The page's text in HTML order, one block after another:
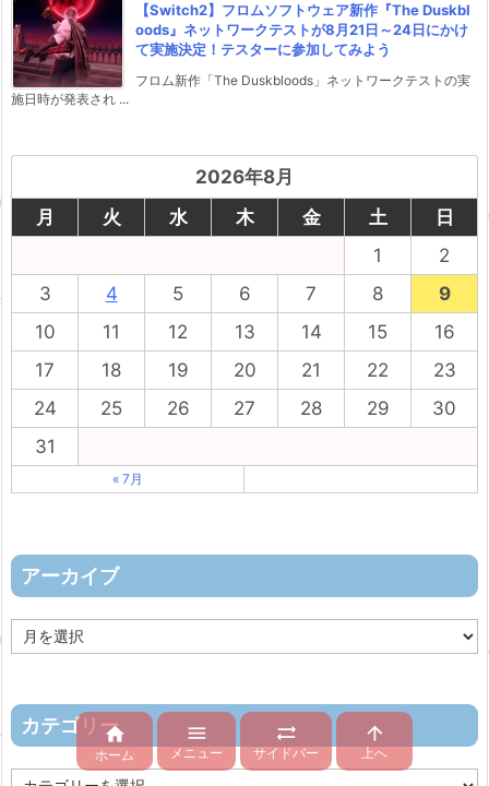
【Switch2】フロムソフトウェア新作『The Duskbl
oods』ネットワークテストが8月21日～24日にかけ
て実施決定！テスターに参加してみよう
フロム新作「The Duskbloods」ネットワークテストの実
施日時が発表され ...
2026年8月
月
火 水 木 金 土
日
1
2
3
4 5 6 7 8
9
10
11 12 13 14 15
16
17
18 19 20 21 22
23
24
25 26 27 28 29
30
31
« 7月
アーカイブ
ー
ブ
カテゴリー

ホーム

メニュー

サイドバー

上へ